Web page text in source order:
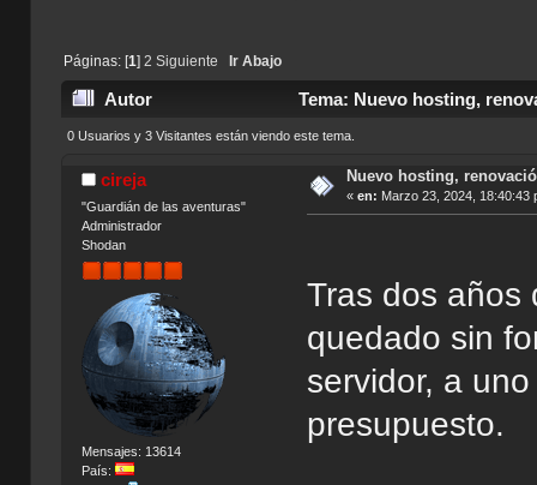
Páginas: [1] 2 Siguiente Ir Abajo
Autor Tema: Nuevo hosting,
0 Usuarios y 3 Visitantes están viendo este tema.
cireja
"Guardián de las aventuras"
Administrador
Shodan
Mensajes: 13614
País:
Nuevo hosting,
« en: Marzo 23, 2024, 18:40:43
Tras dos años
quedado sin
servidor, a
presupuesto.